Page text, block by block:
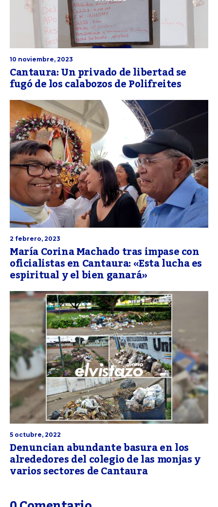
10 noviembre, 2023
Cantaura: Un privado de libertad se
fugó de los calabozos de Polifreites
2 febrero, 2023
María Corina Machado tras impase con
oficialistas en Cantaura: «Esta lucha es
espiritual y el bien ganará»
5 octubre, 2022
Denuncian abundante basura en los
alrededores del colegio de las monjas y
varios sectores de Cantaura